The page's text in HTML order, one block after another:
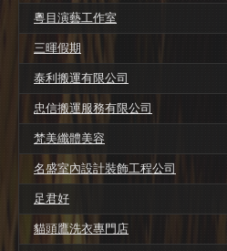
粵目演藝工作室
三暉假期
泰利搬運有限公司
忠信搬運服務有限公司
梵美纖體美容
名盛室內設計裝飾工程公司
足君好
貓頭鷹洗衣專門店